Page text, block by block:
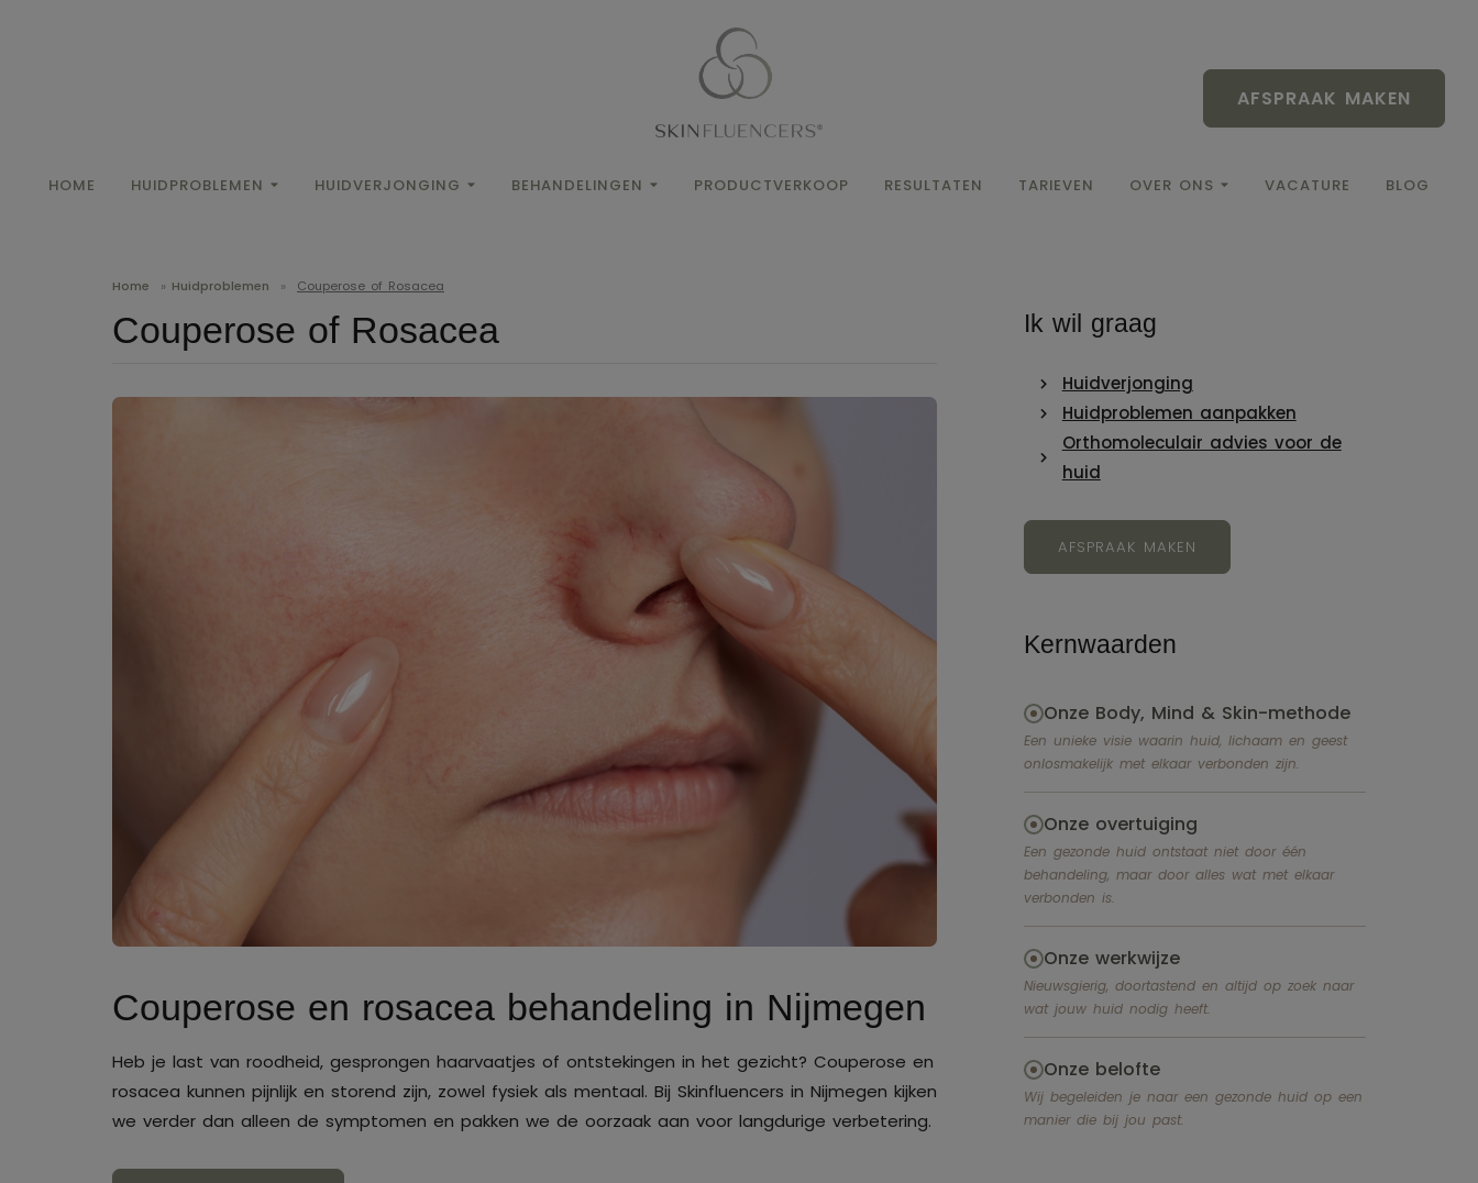
AFSPRAAK MAKEN
HOME HUIDPROBLEMEN HUIDVERJONGING BEHANDELINGEN PRODUCTVERKOOP RESULTATEN TARIEVEN OVER ONS VACATURE BLOG
Home » Huidproblemen » Couperose of Rosacea
Couperose of Rosacea
Couperose en rosacea behandeling in Nijmegen
Heb je last van roodheid, gesprongen haarvaatjes of ontstekingen in het gezicht? Couperose en
rosacea kunnen pijnlijk en storend zijn, zowel fysiek als mentaal. Bij Skinfluencers in Nijmegen kijken
we verder dan alleen de symptomen en pakken we de oorzaak aan voor langdurige verbetering.
Ik wil graag
Huidverjonging
Huidproblemen aanpakken
Orthomoleculair advies voor de
huid
AFSPRAAK MAKEN
Kernwaarden
Onze Body, Mind & Skin-methode
Een unieke visie waarin huid, lichaam en geest
onlosmakelijk met elkaar verbonden zijn.
Onze overtuiging
Een gezonde huid ontstaat niet door één
behandeling, maar door alles wat met elkaar
verbonden is.
Onze werkwijze
Nieuwsgierig, doortastend en altijd op zoek naar
wat jouw huid nodig heeft.
Onze belofte
Wij begeleiden je naar een gezonde huid op een
manier die bij jou past.